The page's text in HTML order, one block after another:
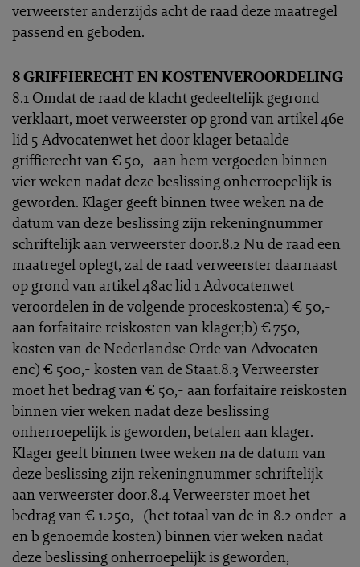
verweerster anderzijds acht de raad deze maatregel
passend en geboden.
8 GRIFFIERECHT EN KOSTENVEROORDELING
8.1 Omdat de raad de klacht gedeeltelijk gegrond
verklaart, moet verweerster op grond van artikel 46e
lid 5 Advocatenwet het door klager betaalde
griffierecht van € 50,- aan hem vergoeden binnen
vier weken nadat deze beslissing onherroepelijk is
geworden. Klager geeft binnen twee weken na de
datum van deze beslissing zijn rekeningnummer
schriftelijk aan verweerster door.8.2 Nu de raad een
maatregel oplegt, zal de raad verweerster daarnaast
op grond van artikel 48ac lid 1 Advocatenwet
veroordelen in de volgende proceskosten:a) € 50,-
aan forfaitaire reiskosten van klager;b) € 750,-
kosten van de Nederlandse Orde van Advocaten
enc) € 500,- kosten van de Staat.8.3 Verweerster
moet het bedrag van € 50,- aan forfaitaire reiskosten
binnen vier weken nadat deze beslissing
onherroepelijk is geworden, betalen aan klager.
Klager geeft binnen twee weken na de datum van
deze beslissing zijn rekeningnummer schriftelijk
aan verweerster door.8.4 Verweerster moet het
bedrag van € 1.250,- (het totaal van de in 8.2 onder a
en b genoemde kosten) binnen vier weken nadat
deze beslissing onherroepelijk is geworden,